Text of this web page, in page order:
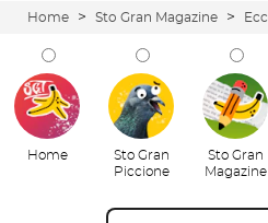
Home > Sto Gran Magazine >
Home
Sto Gran
Piccione
Sto Gran
Magazine